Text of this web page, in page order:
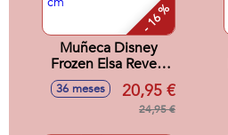
- 16 %
Muñeca Disney
Frozen Elsa Reveal
con Accesorio
Sorpresa. 33x18x8
36 meses 20,95 €
24,95 €